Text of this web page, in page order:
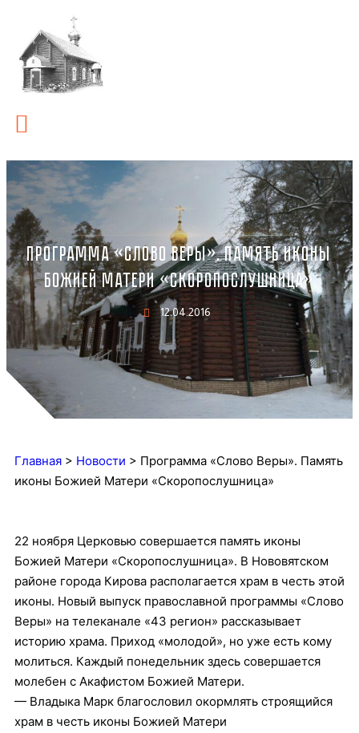
ПРОГРАММА «СЛОВО ВЕРЫ». ПАМЯТЬ ИКОНЫ
БОЖИЕЙ МАТЕРИ «СКОРОПОСЛУШНИЦА»
12.04.2016
Главная > Новости > Программа «Слово Веры». Память
иконы Божией Матери «Скоропослушница»
22 ноября Церковью совершается память иконы
Божией Матери «Скоропослушница». В Нововятском
районе города Кирова располагается храм в честь этой
иконы. Новый выпуск православной программы «Слово
Веры» на телеканале «43 регион» рассказывает
историю храма. Приход «молодой», но уже есть кому
молиться. Каждый понедельник здесь совершается
молебен с Акафистом Божией Матери.
— Владыка Марк благословил окормлять строящийся
храм в честь иконы Божией Матери